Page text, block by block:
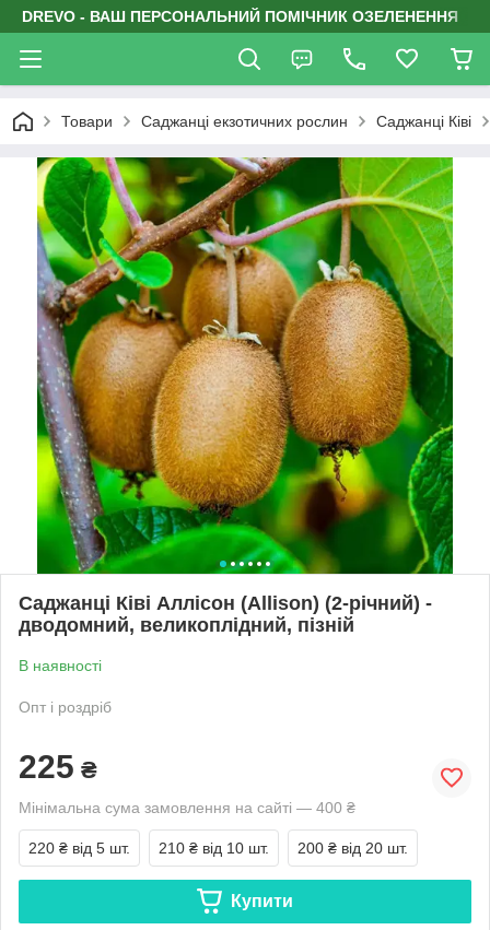
DREVO - ВАШ ПЕРСОНАЛЬНИЙ ПОМІЧНИК ОЗЕЛЕНЕННЯ
Товари Саджанці екзотичних рослин Саджанці Ківі
Саджанці Ківі Аллісон (Allison) (2-річний) -
дводомний, великоплідний, пізній
В наявності
Опт і роздріб
225 ₴
Мінімальна сума замовлення на сайті — 400 ₴
220 ₴ від 5 шт. 210 ₴ від 10 шт. 200 ₴ від 20 шт.
Купити